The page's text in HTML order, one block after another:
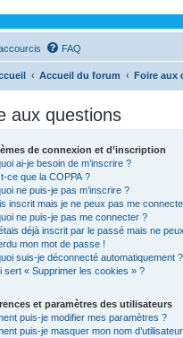
FAQ
Accueil du forum Foire aux
aux questions
de connexion et d’inscription
ai-je besoin de m’inscrire ?
ce que la COPPA ?
ne puis-je pas m’inscrire ?
inscrit mais je ne peux pas me
ne puis-je pas me connecter ?
déjà inscrit par le passé mais ne
mon mot de passe !
suis-je déconnecté automatiquement ?
sert « Supprimer les cookies » ?
et paramètres des utilisateurs
puis-je modifier mes paramètres ?
puis-je masquer mon nom